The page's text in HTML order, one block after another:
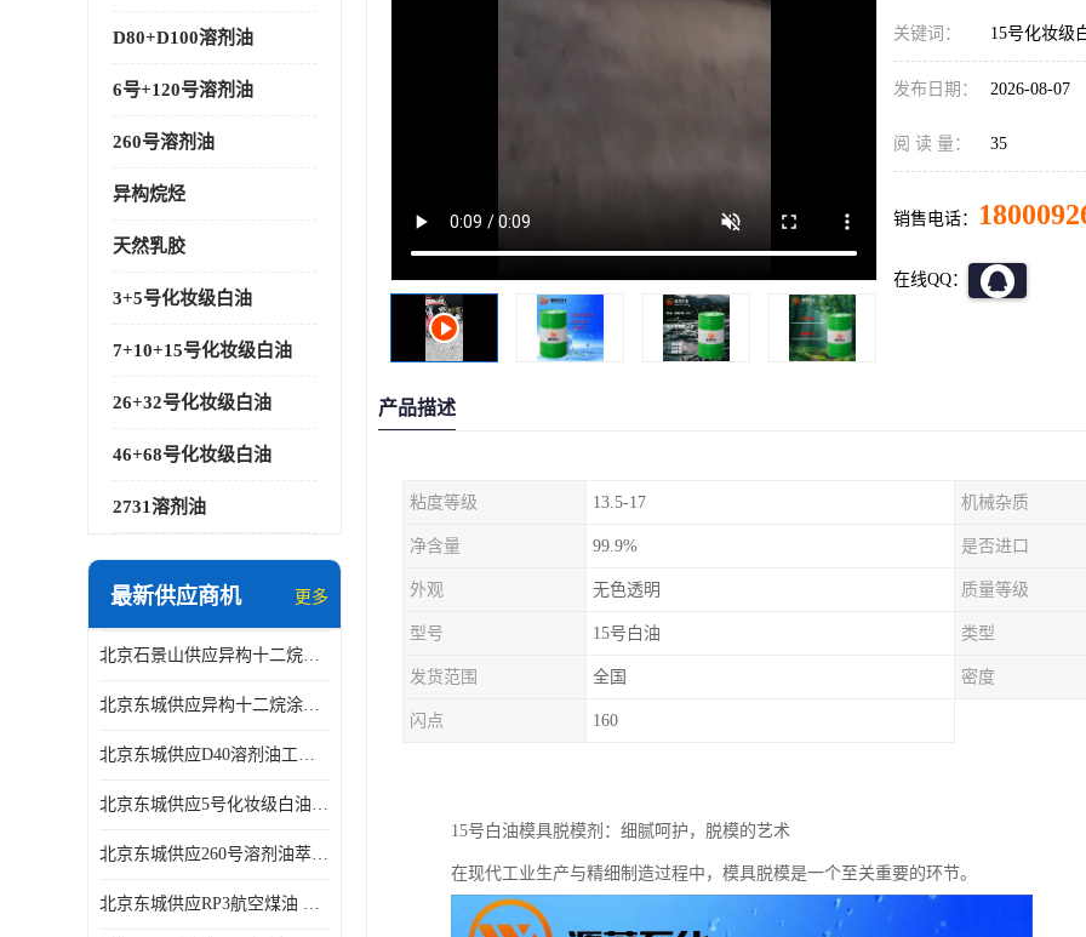
D80+D100溶剂油
6号+120号溶剂油
260号溶剂油
异构烷烃
天然乳胶
3+5号化妆级白油
7+10+15号化妆级白油
26+32号化妆级白油
46+68号化妆级白油
2731溶剂油
最新供应商机 更多
北京石景山供应异构十二烷香精助剂
北京东城供应异构十二烷涂料胶粘油墨稀释剂
北京东城供应D40溶剂油工业金属清洗
北京东城供应5号化妆级白油钻井液润滑剂
北京东城供应260号溶剂油萃取溶剂油金属萃取剂
北京东城供应RP3航空煤油 高含量国标工业级航空煤油燃料油 无色透明
关键词： 15号化妆级
发布日期： 2026-08-07
阅 读 量： 35
销售电话：
在线QQ：
产品描述
粘度等级 13.5-17 机械杂质
净含量 99.9% 是否进口
外观 无色透明 质量等级
型号 15号白油 类型
发货范围 全国 密度
闪点 160
15号白油模具脱模剂：细腻呵护，脱模的艺术
在现代工业生产与精细制造过程中，模具脱模是一个至关重要的环节。